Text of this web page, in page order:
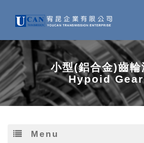
小型(鋁合金)齒輪
Hypoid
Menu